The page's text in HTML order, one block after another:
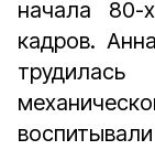
начала 80-
кадров.